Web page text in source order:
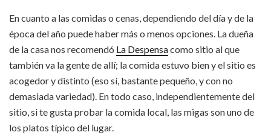
En cuanto a las comidas o cenas, dependiendo del día y de la
época del año puede haber más o menos opciones. La dueña
de la casa nos recomendó La Despensacomo sitio al que
también va la gente de allí; la comida estuvo bien y el sitio es
acogedor y distinto (eso sí, bastante pequeño, y con no
demasiada variedad). En todo caso, independientemente del
sitio, si te gusta probar la comida local, las migas son uno de
los platos típico del lugar.